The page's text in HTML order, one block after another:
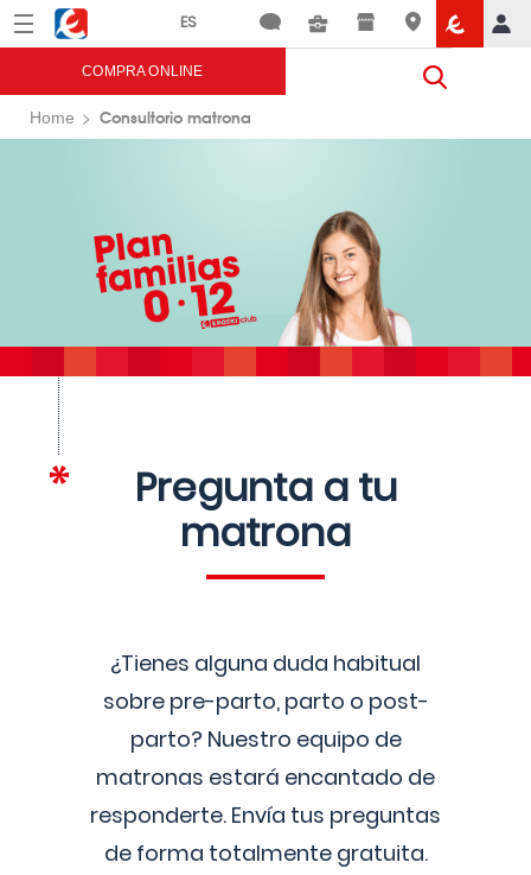
Menú Eroski
COMPRA ONLINE
Home Consultorio matrona
Pregunta a tu
matrona
¿Tienes alguna duda habitual
sobre pre-parto, parto o post-
parto? Nuestro equipo de
matronas estará encantado de
responderte. Envía tus preguntas
de forma totalmente gratuita.